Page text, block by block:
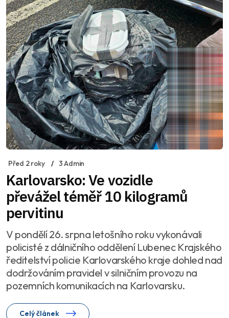
Před 2 roky 3 Admin
Karlovarsko: Ve vozidle
převážel téměř 10 kilogramů
pervitinu
V pondělí 26. srpna letošního roku vykonávali
policisté z dálničního oddělení Lubenec Krajského
ředitelství policie Karlovarského kraje dohled nad
dodržováním pravidel v silničním provozu na
pozemních komunikacích na Karlovarsku.
Celý článek